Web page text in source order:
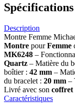
Spécifications
Description
Montre Femme
Montre pourFemme
MK6248 –
Quartz – Matière du
boîtier : 42 mm –
du bracelet : 20 mm –
Livré avec son coffret
Caractéristiques